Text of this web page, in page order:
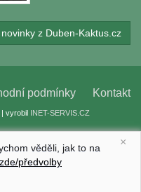
z Duben-Kaktus.cz
podmínky Kontakt
vyrobil INET-SERVIS.CZ
×
věděli, jak to na
předvolby